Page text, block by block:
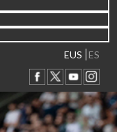
EUS ES
Irailaren 6a / 6 de
Irailaren 13a / 13 de
Irailaren 30a / 30 de